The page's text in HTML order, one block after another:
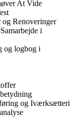
At Vide
Renoveringer
i
og logbog i
og Iværksætteri